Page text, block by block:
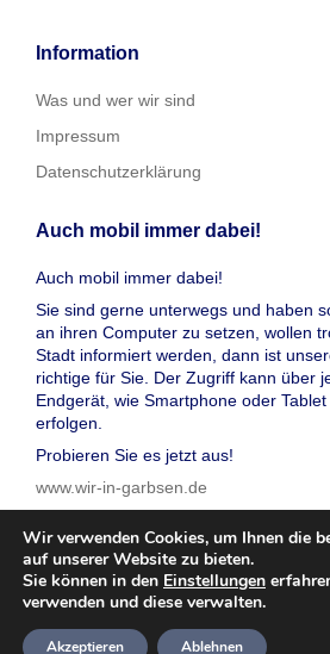
Information
Was und wer wir sind
Impressum
Datenschutzerklärung
Auch mobil immer dabei!
Auch mobil immer dabei!
Sie sind gerne unterwegs und haben
an ihren Computer zu setzen, wollen
Stadt informiert werden, dann ist
richtige für Sie. Der Zugriff kann über
Endgerät, wie Smartphone oder
erfolgen.
Probieren Sie es jetzt aus!
www.wir-in-garbsen.de
© 2026 wir in garbsen, Inc. Alle Rechte
Wir verwenden Cookies, um Ihnen die
auf unserer Website zu bieten.
Sie können in den Einstellungen
verwenden und diese verwalten.
Akzeptieren Ablehnen